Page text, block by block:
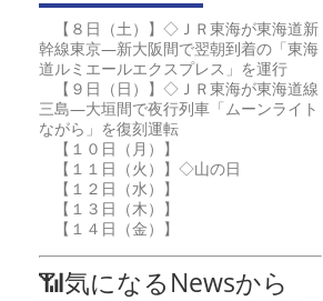
【８日（土）】◇ＪＲ東海が東海道新
幹線東京―新大阪間で翌朝到着の「東海
道ルミエールエクスプレス」を運行
【９日（日）】◇ＪＲ東海が東海道線
三島―大垣間で夜行列車「ムーンライト
ながら」を復刻運転
【１０日（月）】
【１１日（火）】◇山の日
【１２日（水）】
【１３日（木）】
【１４日（金）】
📶気になるNewsから